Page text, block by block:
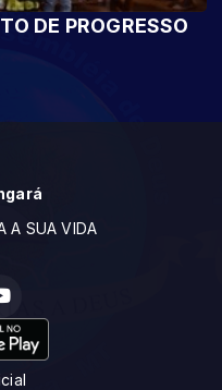
DE PROGRESSO
A SUA VIDA